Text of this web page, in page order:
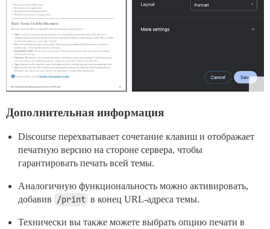
Дополнительная информация
Discourse перехватывает сочетание клавиш и отображает
печатную версию на стороне сервера, чтобы
гарантировать печать всей темы.
Аналогичную функциональность можно активировать,
добавив
/print в конец URL-адреса темы.
Технически вы также можете выбрать опцию печати в